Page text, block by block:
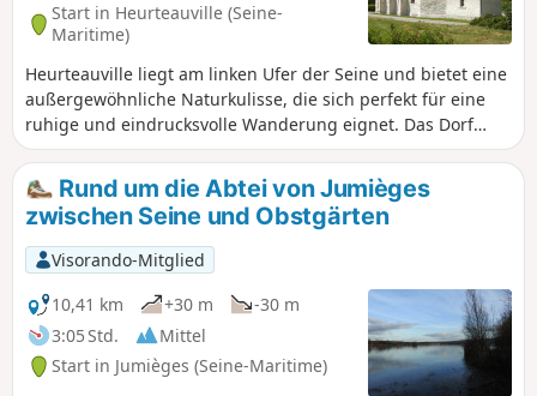
Start in Heurteauville (Seine-
Maritime)
Heurteauville liegt am linken Ufer der Seine und bietet eine
außergewöhnliche Naturkulisse, die sich perfekt für eine
ruhige und eindrucksvolle Wanderung eignet. Das Dorf
schmiegt sich an den Fuß des Forêt de Brotonne, eines der
großen Naturgebiete des Regionalen Naturparks Boucles
de la Seine.
Rund um die Abtei von Jumièges
zwischen Seine und Obstgärten
Visorando-Mitglied
10,41 km
+30 m
-30 m
3:05 Std.
Mittel
Start in Jumièges (Seine-Maritime)